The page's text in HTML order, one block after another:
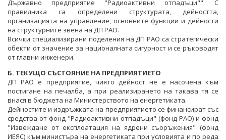
Държавно предприятие "Радиоактивни отпадъци"". С
правилника са определени структурата, дейността,
организацията на управление, основните функции и дейности
на структурните звена на ДП РАО.
Всички специализирани поделения на ДП РАО са стратегически
обекти от значение за националната сигурност и се ръководят
от главни инженери.
Б. ТЕКУЩО СЪСТОЯНИЕ НА ПРЕДПРИЯТИЕТО
ДП РАО е предприятие, чиято дейност не е насочена към
постигане на печалба, а при реализирането на такава тя се
внася в бюджета на Министерството на енергетиката.
Дейностите и издръжката на предприятието се финансират със
средства от фонд "Радиоактивни отпадъци" (фонд РАО) и фонд
"Извеждане от експлоатация на ядрени съоръжения" (фонд
ИЕЯС) към министъра на енергетиката при условията и по реда